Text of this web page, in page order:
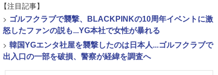
【注目記事】
> ゴルフクラブで襲撃、BLACKPINKの10周年イベントに激
怒したファンの説も...YG本社で女性が暴れる
> 韓国YGエンタ社屋を襲撃したのは日本人...ゴルフクラブで
出入口の一部を破損、警察が経緯を調査へ